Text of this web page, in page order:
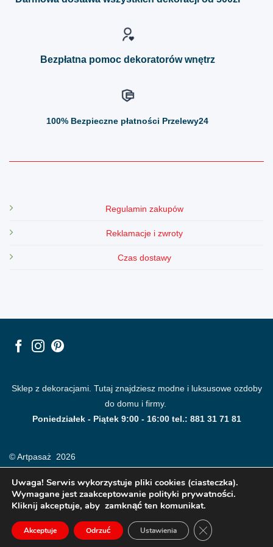
Bezpłatna pomoc dekoratorów wnętrz
100% Bezpieczne płatności Przelewy24
Regulamin zakupów
Reklamacje i zwroty
Czas dostawy
Sklep z dekoracjami. Tutaj znajdziesz modne i luksusowe ozdoby
do domu i firmy.
Poniedziałek - Piątek 9:00 - 16:00 tel.: 881 31 71 81
© Artpasaż 2026
Modne plakaty, obrazy, fototapety i dekoracje na ściany.
Uwaga! Serwis wykorzystuje pliki cookies (ciasteczka).
Wymagane jest zaakceptowanie polityki prywatności.
Kliknij akceptuje, aby zamknąć ten komunikat.
Akceptuje Odrzuć Ustawienia ZAMKNIJ